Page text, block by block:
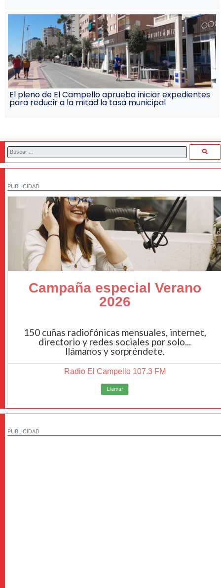
El pleno de El Campello aprueba iniciar expedientes
para reducir a la mitad la tasa municipal
PUBLICIDAD
Campaña especial Verano
2026
150 cuñas radiofónicas mensuales, internet,
directorio y redes sociales por solo...
llámanos y sorpréndete.
Radio El Campello 107.3 FM
Llamar
PUBLICIDAD